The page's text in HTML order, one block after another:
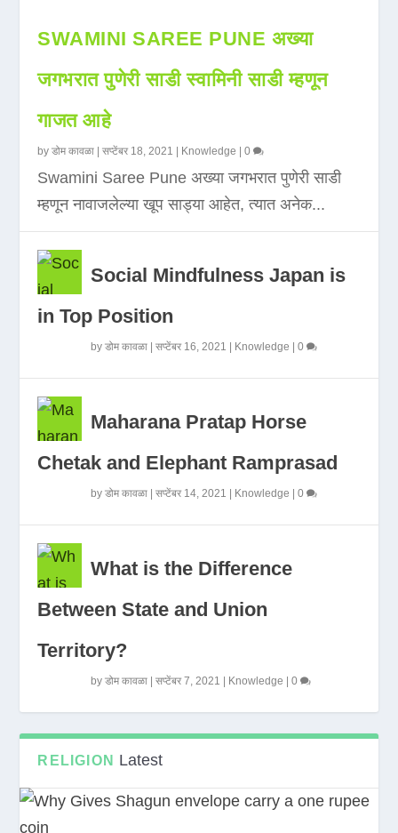
SWAMINI SAREE PUNE अख्या
जगभरात पुणेरी साडी स्वामिनी साडी म्हणून
गाजत आहे
byडोम कावळा |सप्टेंबर 18, 2021 Knowledge |0
Swamini Saree Pune अख्या जगभरात पुणेरी साडी
म्हणून नावाजलेल्या खूप साड्या आहेत, त्यात अनेक...
Social Mindfulness Japan is
in Top Position
byडोम कावळा |सप्टेंबर 16, 2021 Knowledge |0
Maharana Pratap Horse
Chetak and Elephant Ramprasad
byडोम कावळा |सप्टेंबर 14, 2021 Knowledge |0
What is the Difference
Between State and Union
Territory?
byडोम कावळा |सप्टेंबर 7, 2021 Knowledge |0
RELIGION Latest